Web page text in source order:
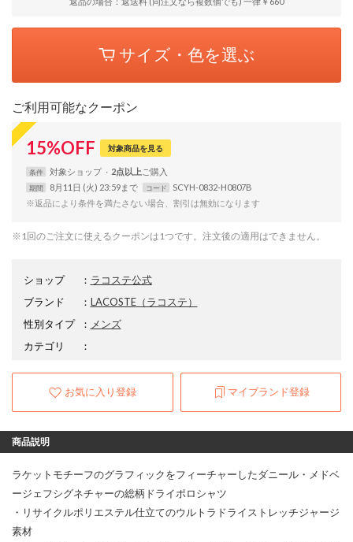
サイズ・色を選ぶ
ご利用可能なクーポン
15%OFF 対象商品を見る
条件 対象ショップ 2点以上
期間 8月11日 (火) 23:59まで コード
SCYH-0832-H0807B
※返品により条件を満たさない場合、割引は無効になります
※1回のご注文に使えるクーポンは1つです。注文後の適用はできません。
ショップ ： ラコステ公式
ブランド
： LACOSTE（ラコステ）
性別タイプ
： メンズ
カテゴリ
：
お気に入り登録 マイブランド登録
商品説明
ラケットモチーフのグラフィックをフィーチャーしたダニール・メドベ
ージェフシグネチャーの総柄ドライポロシャツ
・リサイクルポリエステル仕立てのウルトラドライストレッチジャージ
素材